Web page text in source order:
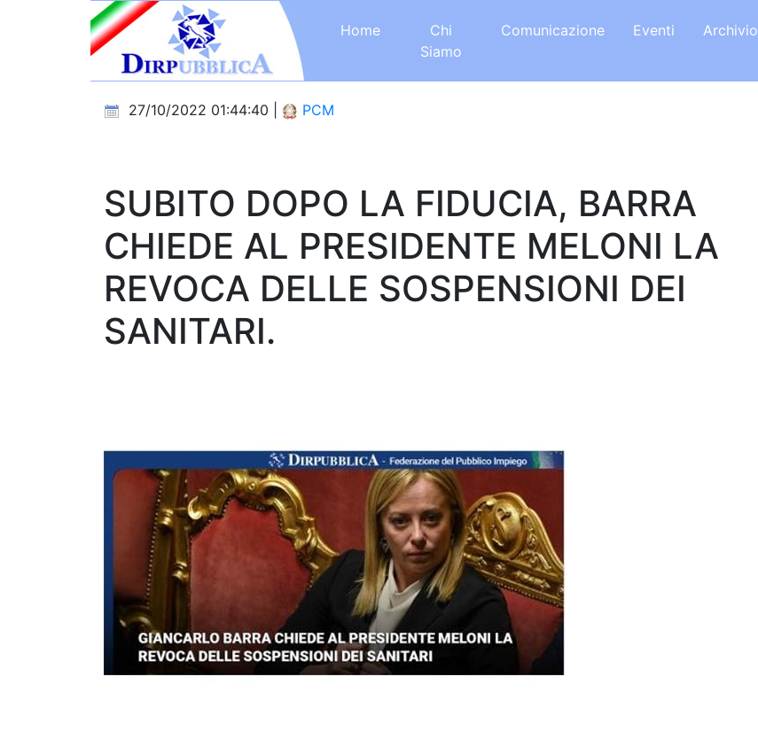
Home
Chi
Siamo
Comunicazione Eventi Archivio
27/10/2022 01:44:40 | PCM
SUBITO DOPO LA FIDUCIA, BARRA
CHIEDE AL PRESIDENTE MELONI LA
REVOCA DELLE SOSPENSIONI DEI
SANITARI.